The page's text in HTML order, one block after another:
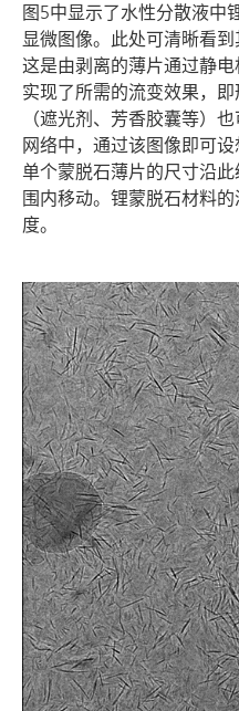
图5中显示了水性分散液中
显微图像。此处可清晰看到
这是由剥离的薄片通过静
实现了所需的流变效果，
（遮光剂、芳香胶囊等）
网络中，通过该图像即可
单个蒙脱石薄片的尺寸沿
围内移动。锂蒙脱石材料
度。